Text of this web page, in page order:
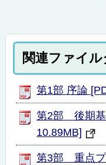
関連ファイ
第1部 序論
第2部 後期基
10.89MB]
第3部 重点プ